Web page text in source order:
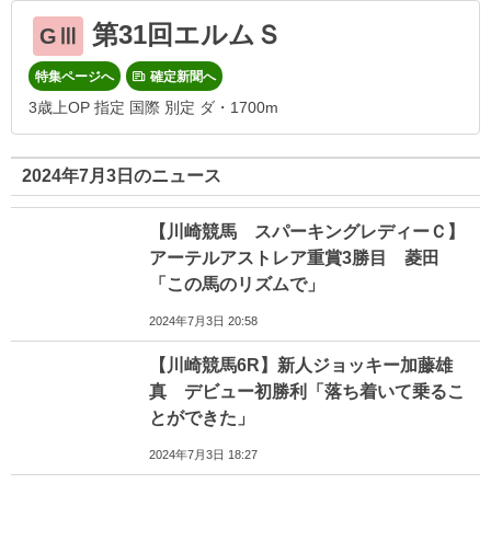
GⅢ 第31回エルムＳ
特集ページへ 確定新聞へ
3歳上OP 指定 国際 別定 ダ・1700m
2024年7月3日のニュース
【川崎競馬 スパーキングレディーＣ】
アーテルアストレア重賞3勝目 菱田
「この馬のリズムで」
2024年7月3日 20:58
【川崎競馬6R】新人ジョッキー加藤雄
真 デビュー初勝利「落ち着いて乗るこ
とができた」
2024年7月3日 18:27